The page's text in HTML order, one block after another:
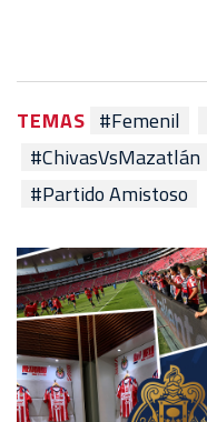
TEMAS #Femenil
#ChivasVsMazatlán
#Partido Amistoso